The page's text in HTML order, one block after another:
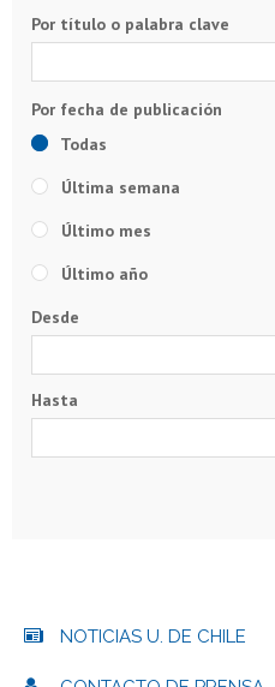
Por título o palabra clave
Todas
Última semana
Último mes
Último año
Desde
Hasta
NOTICIAS U. DE CHILE